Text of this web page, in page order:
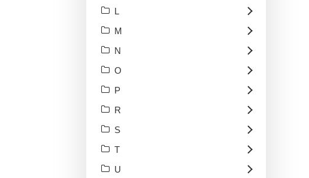
L
M
N
O
P
R
S
T
U